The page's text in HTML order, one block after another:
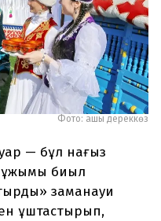
Фото: ашық дереккөз
— бұл нағыз
ұжымы биыл
заманауи
ұштастырып,